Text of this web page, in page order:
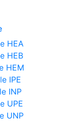
HEA
HEB
HEM
IPE
INP
UPE
UNP